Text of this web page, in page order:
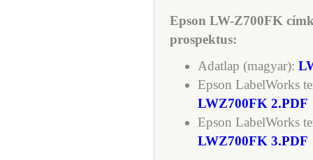
Epson LW-Z700FK
prospektus:
Adatlap (magyar):
Epson LabelWorks
LWZ700FK 2.PDF
Epson LabelWorks
LWZ700FK 3.PDF